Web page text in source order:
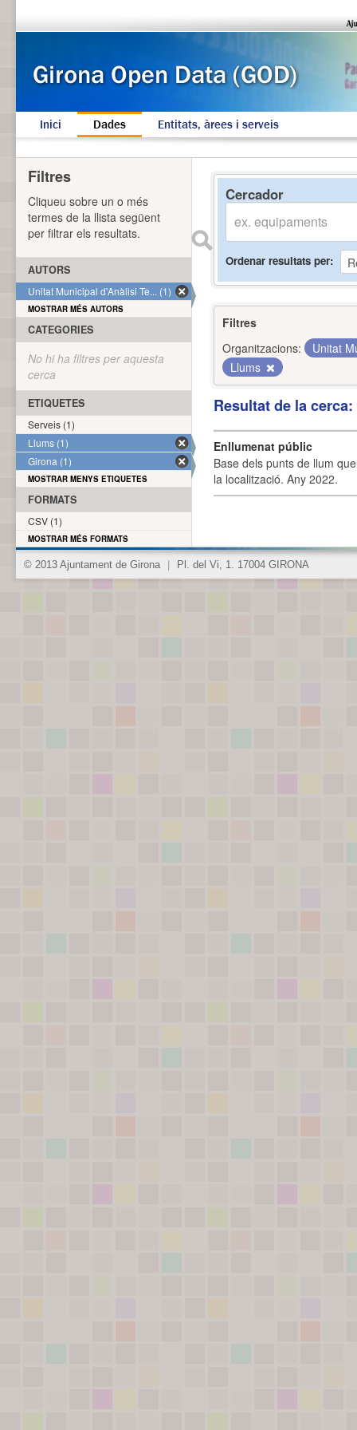
Inici Dades Entitats, àrees i serveis
Cercador
Ordenar resultats per
Filtres
Organitzacions:
Unitat
Llums
Resultat de la
Enllumenat públic
Base dels punts de llum
la localització. Any 2022.
Filtres
Cliqueu sobre un o més
termes de la llista següent
per filtrar els resultats.
AUTORS
Unitat Municipal d'Anàlisi Te... (1)
MOSTRAR MÉS AUTORS
CATEGORIES
No hi ha filtres per aquesta
cerca
ETIQUETES
Serveis (1)
Llums (1)
Girona (1)
MOSTRAR MENYS ETIQUETES
FORMATS
CSV (1)
MOSTRAR MÉS FORMATS
© 2013 Ajuntament de Girona Pl. del Vi, 1. 17004 GIRONA